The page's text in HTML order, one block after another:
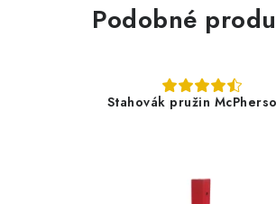
Podobné
Stahovák pružin